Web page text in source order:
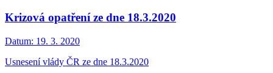
Krizová opatření ze dne 18.3.2020
Datum: 19. 3. 2020
Usnesení vlády ČR ze dne 18.3.2020